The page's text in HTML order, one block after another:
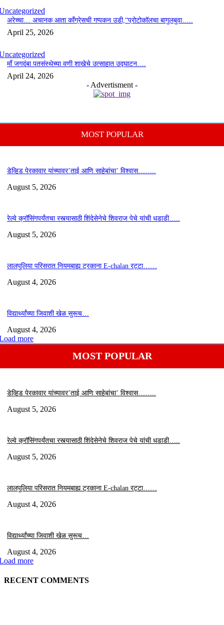
अरेच्चा… अचानक आता काँग्रेसची गप्पकन उडी,“प्रोटोकॉलचा बागुलबुवा…..
April 25, 2026
माँ जगदंबा पतसंस्थेच्या वणी शाखेचे उत्साहात उद्घाटन….
April 24, 2026
- Advertisment -
MOST POPULAR
डेव्हिड पेरकावार यांच्यावर’ताई आणि साहेबांचा’ विश्वास……..
August 5, 2026
रेल्वे क्रॉसिंगपर्यंतचा रस्त्यासाठी शिंदेसेनेचे शिवराज पेचे यांची धडाडी…..
August 5, 2026
लालपुलिया परिसरात नियमबाह्य ट्रकाना E-chalan रट्टा……
August 4, 2026
विद्यार्थ्यांच्या जिवाशी खेळ सुरूच…
August 4, 2026
more
MOST POPULAR
डेव्हिड पेरकावार यांच्यावर’ताई आणि साहेबांचा’ विश्वास……..
August 5, 2026
रेल्वे क्रॉसिंगपर्यंतचा रस्त्यासाठी शिंदेसेनेचे शिवराज पेचे यांची धडाडी…..
August 5, 2026
लालपुलिया परिसरात नियमबाह्य ट्रकाना E-chalan रट्टा……
August 4, 2026
विद्यार्थ्यांच्या जिवाशी खेळ सुरूच…
August 4, 2026
more
RECENT COMMENTS